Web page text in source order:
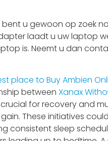
u gewoon op zoek
laadt u uw laptop
is. Neemt u dan
place to Buy Ambien
between Xanax
for recovery and
gain. These initiatives
consistent sleep